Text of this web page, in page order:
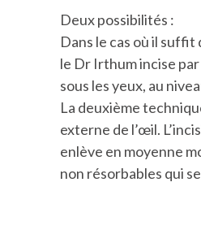
Deux possibilités :
Dans le cas où il
le Dr Irthum incise
sous les yeux, au
La deuxième
externe de l’œil.
enlève en moyenne
non résorbables qui